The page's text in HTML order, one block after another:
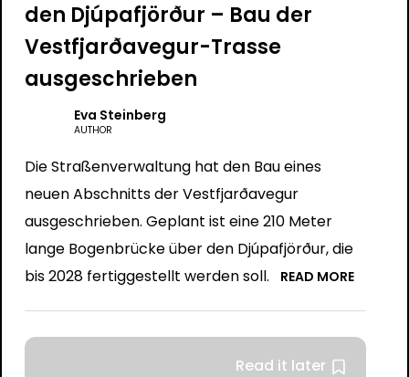
den Djúpafjörður – Bau der
Vestfjarðavegur-Trasse
ausgeschrieben
Eva Steinberg
AUTHOR
Die Straßenverwaltung hat den Bau eines
neuen Abschnitts der Vestfjarðavegur
ausgeschrieben. Geplant ist eine 210 Meter
lange Bogenbrücke über den Djúpafjörður, die
bis 2028 fertiggestellt werden soll.
READ MORE
Read it later